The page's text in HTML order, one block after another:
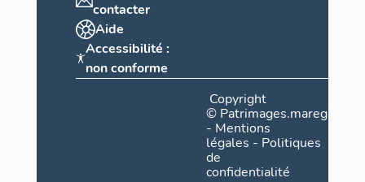
contacter
Aide
Accessibilité :
non conforme
Copyright
©
- Mentions
légales - Politiques
de
confidentialité